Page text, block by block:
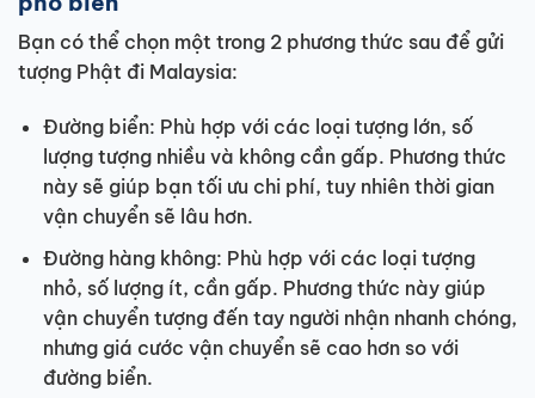
Bạn có thể chọn một trong 2 phương thức sau để gửi
tượng Phật đi Malaysia:
Đường biển: Phù hợp với các loại tượng lớn, số
lượng tượng nhiều và không cần gấp. Phương thức
này sẽ giúp bạn tối ưu chi phí, tuy nhiên thời gian
vận chuyển sẽ lâu hơn.
Đường hàng không: Phù hợp với các loại tượng
nhỏ, số lượng ít, cần gấp. Phương thức này giúp
vận chuyển tượng đến tay người nhận nhanh chóng,
nhưng giá cước vận chuyển sẽ cao hơn so với
đường biển.